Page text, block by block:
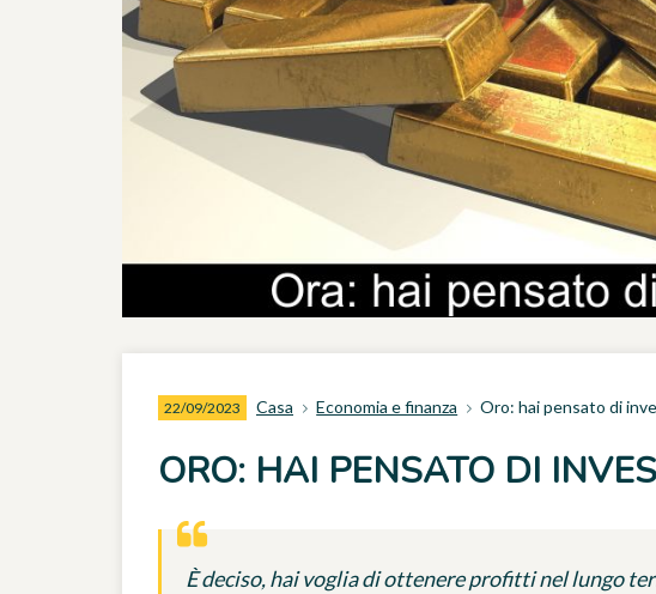
22/09/2023 Casa Economia e finanza Oro: hai pensato di
ORO: HAI PENSATO DI
È deciso, hai voglia di ottenere profitti nel lungo